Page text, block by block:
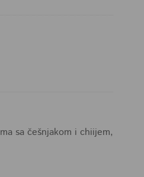
sa češnjakom i chiijem,